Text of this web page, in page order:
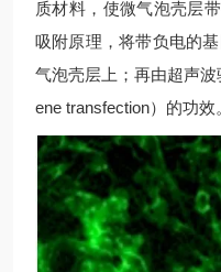
质材料，使微气泡壳层
吸附原理，将带负电的
气泡壳层上；再由超声
ene transfection）的功效